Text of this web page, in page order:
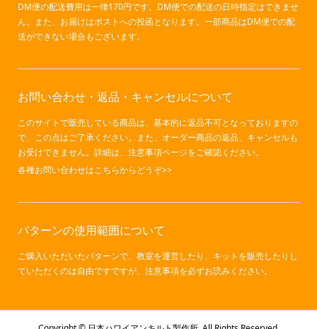
DM便の配送費用は一律170円です。DM便での配送の日時指定はできませ
ん。また、お届けはポストへの投函となります。一部商品はDM便での配
送ができない場合もございます。
お問い合わせ・返品・キャンセルについて
このサイトで販売している商品は、基本的に返品不可となっておりますの
で、この点はご了承ください。また、オーダー商品の返品、キャンセルも
お受けできません。詳細は、注意事項ページをご確認ください。
各種お問い合わせはこちらからどうぞ>>
パターンの使用範囲について
ご購入いただいたパターンで、教室を運営したり、キットを販売したりし
ていただくのは自由ですですが、 注意事項を必ずお読みください。